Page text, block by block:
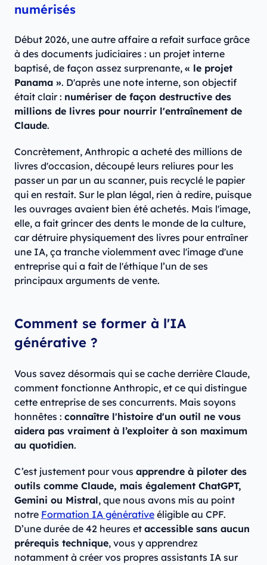
numérisés
Début 2026, une autre affaire a refait surface grâce
à des documents judiciaires : un projet interne
baptisé, de façon assez surprenante, « le projet
Panama ». D'après une note interne, son objectif
était clair : numériser de façon destructive des
millions de livres pour nourrir l'entraînement de
Claude.
Concrètement, Anthropic a acheté des millions de
livres d'occasion, découpé leurs reliures pour les
passer un par un au scanner, puis recyclé le papier
qui en restait. Sur le plan légal, rien à redire, puisque
les ouvrages avaient bien été achetés. Mais l'image,
elle, a fait grincer des dents le monde de la culture,
car détruire physiquement des livres pour entraîner
une IA, ça tranche violemment avec l'image d'une
entreprise qui a fait de l'éthique l’un de ses
principaux arguments de vente.
Comment se former à l'IA
générative ?
Vous savez désormais qui se cache derrière Claude,
comment fonctionne Anthropic, et ce qui distingue
cette entreprise de ses concurrents. Mais soyons
honnêtes : connaître l'histoire d'un outil ne vous
aidera pas vraiment à l’exploiter à son maximum
au quotidien.
C’est justement pour vous apprendre à piloter des
outils comme Claude, mais également ChatGPT,
Gemini ou Mistral, que nous avons mis au point
notre Formation IA générative éligible au CPF.
D’une durée de 42 heures et accessible sans aucun
prérequis technique, vous y apprendrez
notamment à créer vos propres assistants IA sur